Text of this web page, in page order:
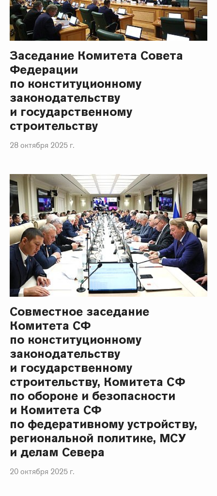
Заседание Комитета Совета
Федерации
по конституционному
законодательству
и государственному
строительству
28 октября 2025 г.
Совместное заседание
Комитета СФ
по конституционному
законодательству
и государственному
строительству, Комитета СФ
по обороне и безопасности
и Комитета СФ
по федеративному устройству,
региональной политике, МСУ
и делам Севера
20 октября 2025 г.